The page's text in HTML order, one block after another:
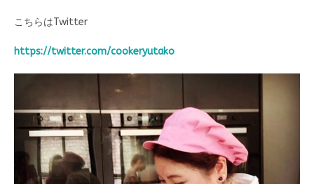
こちらはTwitter
https://twitter.com/cookeryutako